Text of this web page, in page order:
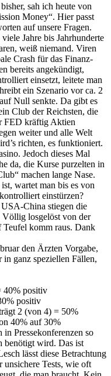
sah ich heute von
Money“. Hier passt
auf unsere Fragen.
Jahre bis Jahrhunderte
weiß niemand. Viren
Crash für das Finanz-
bereits angekündigt,
einsetzt, leitete man
ein Szenario vor ca. 2
Null senkte. Da gibt es
Club der Reichsten, die
FED kräftig Aktien
weiter und alle Welt
richten, es funktioniert.
Jedoch dieses Mal
da, die Kurse purzelten in
machen lange Nase.
wartet man bis es von
einstürzen?
China stiegen die
Völlig losgelöst von der
komm raus. Dank
den Ärzten Vorgabe,
ganz speziellen Fällen,
40% positiv
positiv
2 (von 4) = 50%
40% auf 30%
in Pressekonferenzen so
benötigt wird. Das ist
lässt diese Betrachtung
unsichere Tests, wie oft